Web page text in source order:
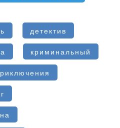
детектив
криминальный